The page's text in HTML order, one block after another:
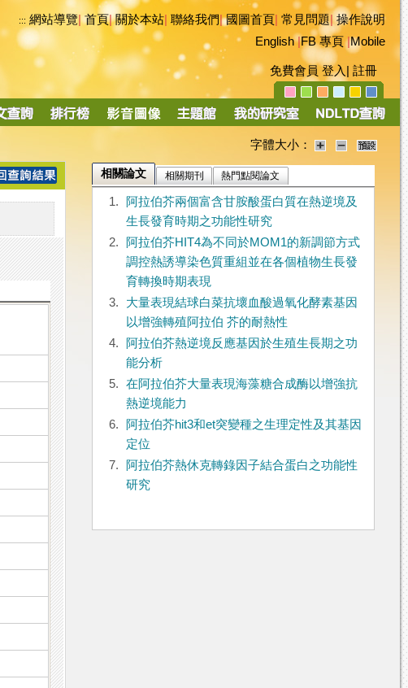
::: 網站導覽|首頁|關於本站 聯絡我們|國圖首頁 常見問題|操作說明
English|FB 專頁|Mobile
免費會員 登入 註冊
字體大小：
相關論文 相關期刊 熱門點閱論文
1.
阿拉伯芥兩個富含甘胺酸蛋白質在熱逆境及
生長發育時期之功能性研究
2.
阿拉伯芥HIT4為不同於MOM1的新調節方式
調控熱誘導染色質重組並在各個植物生長發
育轉換時期表現
3.
大量表現結球白菜抗壞血酸過氧化酵素基因
以增強轉殖阿拉伯 芥的耐熱性
4.
阿拉伯芥熱逆境反應基因於生殖生長期之功
能分析
5.
在阿拉伯芥大量表現海藻糖合成酶以增強抗
熱逆境能力
6.
阿拉伯芥hit3和et突變種之生理定性及其基因
定位
7.
阿拉伯芥熱休克轉錄因子結合蛋白之功能性
研究